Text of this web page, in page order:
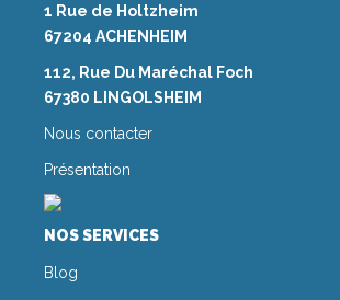
1 Rue de Holtzheim
67204 ACHENHEIM
112, Rue Du Maréchal Foch
67380 LINGOLSHEIM
Nous contacter
Présentation
NOS SERVICES
Blog